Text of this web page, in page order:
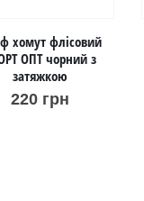
хомут флісовий
ОПТ чорний з
затяжкою
220 грн